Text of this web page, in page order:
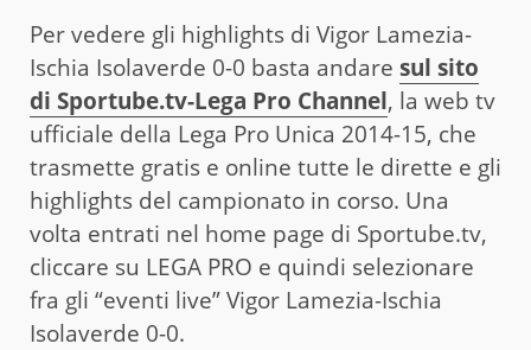
Per vedere gli highlights di Vigor Lamezia-
Ischia Isolaverde 0-0 basta andare sul sito
di Sportube.tv-Lega Pro Channel, la web tv
ufficiale della Lega Pro Unica 2014-15, che
trasmette gratis e online tutte le dirette e gli
highlights del campionato in corso. Una
volta entrati nel home page di Sportube.tv,
cliccare su LEGA PRO e quindi selezionare
fra gli “eventi live” Vigor Lamezia-Ischia
Isolaverde 0-0.